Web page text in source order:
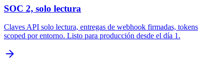
SOC 2, solo lectura
Claves API solo lectura, entregas de webhook firmadas, tokens
scoped por entorno. Listo para producción desde el día 1.